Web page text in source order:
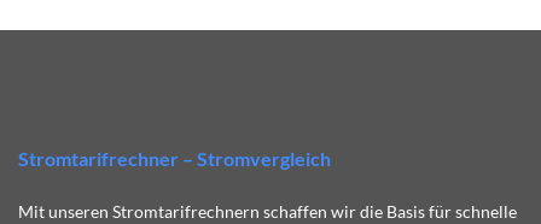
Stromtarifrechner – Stromvergleich
Mit unseren Stromtarifrechnern schaffen wir die Basis für schnelle